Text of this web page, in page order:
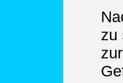
zu